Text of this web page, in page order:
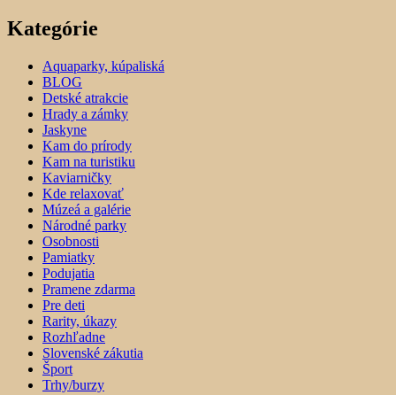
Kategórie
Aquaparky, kúpaliská
BLOG
Detské atrakcie
Hrady a zámky
Jaskyne
Kam do prírody
Kam na turistiku
Kaviarničky
Kde relaxovať
Múzeá a galérie
Národné parky
Osobnosti
Pamiatky
Podujatia
Pramene zdarma
Pre deti
Rarity, úkazy
Rozhľadne
Slovenské zákutia
Šport
Trhy/burzy